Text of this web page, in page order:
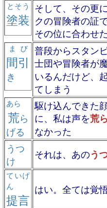
塗装
とそう
そして、その更
クの冒険者の証
その位に合わせた
間引
まび
き
普段からスタン
士団や冒険者が
いるんだけど、
てしまう
荒
あら
ら
げる
駆け込んできた
に、私は声を荒
なかった
うつ
け
それは、あのう
提言
ていげ
ん
はい。全ては覚